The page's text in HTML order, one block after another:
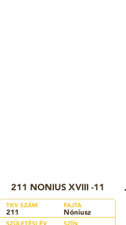
211 NONIUS XVIII -11
TKV SZÁM
211
FAJTA
Nóniusz